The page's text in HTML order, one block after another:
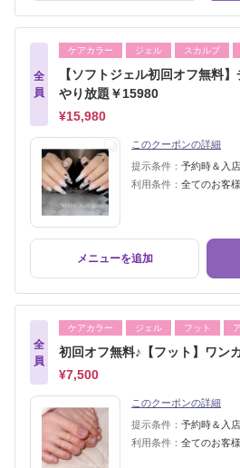
全
員
ケアカラー ジェル スカルプ
【ソフトジェル初回オフ無料
やり放題￥15980
¥15,980
このクーポンの詳細
提示条件： 予約時＆入
利用条件： 全てのお客様
メニューを追加
全
員
ケアカラー ジェル フット
初回オフ無料♪【フット】ワン
¥7,500
このクーポンの詳細
提示条件： 予約時＆入
利用条件： 全てのお客様